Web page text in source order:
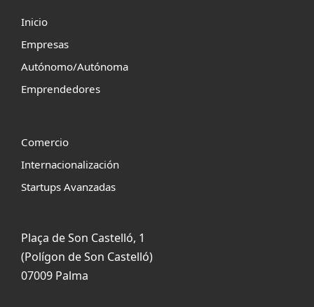
Inicio
Empresas
Autónomo/Autónoma
Emprendedores
Comercio
Internacionalización
Startups Avanzadas
Plaça de Son Castelló, 1
(Polígon de Son Castelló)
07009 Palma